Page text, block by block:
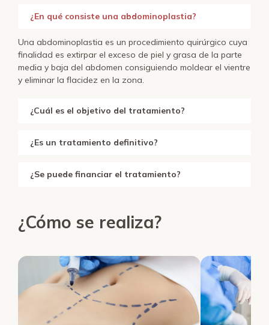
¿En qué consiste una abdominoplastia?
Una abdominoplastia es un procedimiento quirúrgico cuya
finalidad es extirpar el exceso de piel y grasa de la parte
media y baja del abdomen consiguiendo moldear el vientre
y eliminar la flacidez en la zona.
¿Cuál es el objetivo del tratamiento?
¿Es un tratamiento definitivo?
¿Se puede financiar el tratamiento?
¿Cómo se realiza?